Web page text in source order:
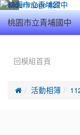
桃園市立青埔國中
回模組首頁
 活動相簿